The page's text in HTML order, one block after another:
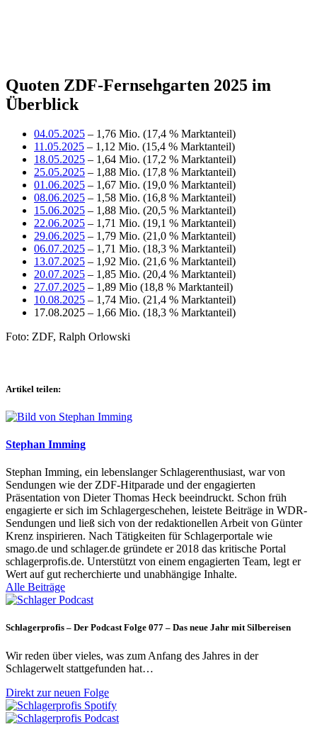
Quoten ZDF-Fernsehgarten 2025 im
Überblick
04.05.2025 – 1,76 Mio. (17,4 % Marktanteil)
11.05.2025 – 1,12 Mio. (15,4 % Marktanteil)
18.05.2025 – 1,64 Mio. (17,2 % Marktanteil)
25.05.2025 – 1,88 Mio. (17,8 % Marktanteil)
01.06.2025 – 1,67 Mio. (19,0 % Marktanteil)
08.06.2025 – 1,58 Mio. (16,8 % Marktanteil)
15.06.2025 – 1,88 Mio. (20,5 % Marktanteil)
22.06.2025 – 1,71 Mio. (19,1 % Marktanteil)
29.06.2025 – 1,79 Mio. (21,0 % Marktanteil)
06.07.2025 – 1,71 Mio. (18,3 % Marktanteil)
13.07.2025 – 1,92 Mio. (21,6 % Marktanteil)
20.07.2025 – 1,85 Mio. (20,4 % Marktanteil)
27.07.2025 – 1,89 Mio (18,8 % Marktanteil)
10.08.2025 – 1,74 Mio. (21,4 % Marktanteil)
17.08.2025 – 1,66 Mio. (18,3 % Marktanteil)
Foto: ZDF, Ralph Orlowski
Artikel teilen:
Stephan Imming
Stephan Imming, ein lebenslanger Schlagerenthusiast, war von
Sendungen wie der ZDF-Hitparade und der engagierten
Präsentation von Dieter Thomas Heck beeindruckt. Schon früh
engagierte er sich im Schlagergeschehen, leistete Beiträge in WDR-
Sendungen und ließ sich von der redaktionellen Arbeit von Günter
Krenz inspirieren. Nach Tätigkeiten für Schlagerportale wie
smago.de und schlager.de gründete er 2018 das kritische Portal
schlagerprofis.de. Unterstützt von einem engagierten Team, legt er
Wert auf gut recherchierte und unabhängige Inhalte.
Alle Beiträge
Schlagerprofis – Der Podcast Folge 077 – Das neue Jahr mit Silbereisen
Wir reden über vieles, was zum Anfang des Jahres in der
Schlagerwelt stattgefunden hat…
Direkt zur neuen Folge